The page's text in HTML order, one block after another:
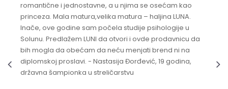
romantične i jednostavne, a u njima se osećam kao
princeza. Mala matura,velika matura – haljina LUNA.
Inače, ove godine sam počela studije psihologije u
Solunu. Predlažem LUNI da otvori i ovde prodavnicu da
bih mogla da obećam da neću menjati brend ni na
diplomskoj proslavi. - Nastasija Đorđević, 19 godina,
državna šampionka u streličarstvu